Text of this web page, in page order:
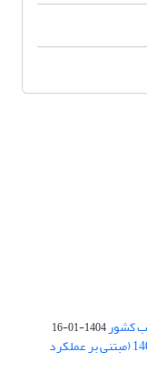
کشور1404-01-16
کسب رتبه الف مجلات علمی پژوهشی در ارزیابی 1402 (مبتنی بر عملکرد